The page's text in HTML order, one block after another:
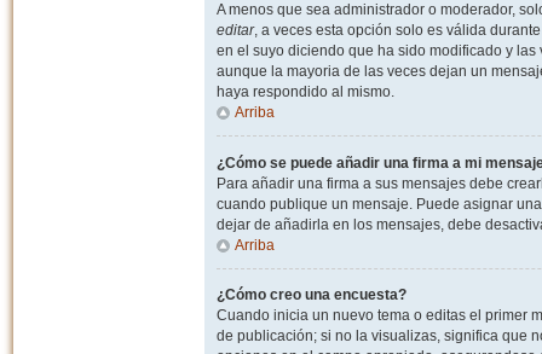
A menos que sea administrador o moderador,
editar, a veces esta opción solo es válida
en el suyo diciendo que ha sido modificado y
aunque la mayoria de las veces dejan un
haya respondido al mismo.
Arriba
¿Cómo se puede añadir una firma a mi
Para añadir una firma a sus mensajes debe
cuando publique un mensaje. Puede asignar
dejar de añadirla en los mensajes, debe
Arriba
¿Cómo creo una encuesta?
Cuando inicia un nuevo tema o editas el primer
de publicación; si no la visualizas, significa que